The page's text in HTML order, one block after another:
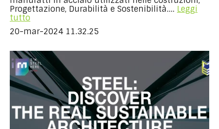
Progettazione, Durabilità e Sostenibilità.... Leggi
tutto
20-mar-2024 11.32.25